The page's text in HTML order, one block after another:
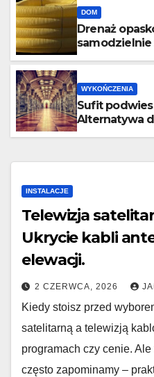
DOM
Drenaż
WYKOŃCZENIA
Sufit
Alternatywa
INSTALACJE
Telewizja
Ukrycie kabli
elewacji.
2 CZERWCA, 2026
Kiedy stoisz przed
satelitarną a telewizją
programach czy cenie.
często zapominamy –